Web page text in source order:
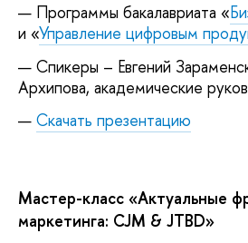
Программы бакалавриата «
и «Управление цифровым
Спикеры – Евгений
Архипова, академические
Скачать презентацию
Мастер-класс «Актуальные
маркетинга: CJM & JTBD»